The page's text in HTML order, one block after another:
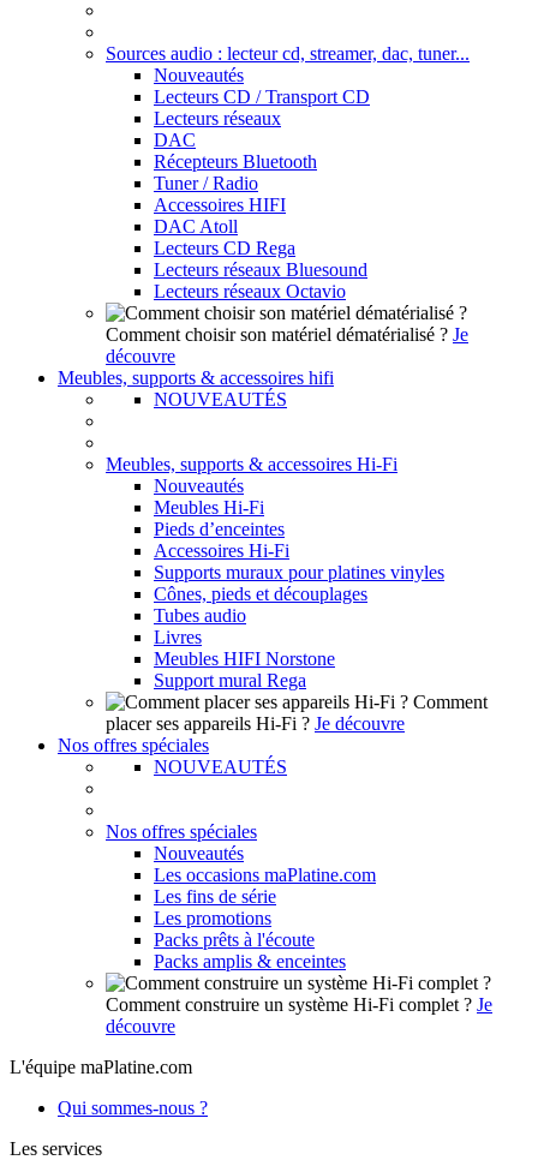
Sources audio : lecteur cd, streamer, dac, tuner...
Nouveautés
Lecteurs CD / Transport CD
Lecteurs réseaux
DAC
Récepteurs Bluetooth
Tuner / Radio
Accessoires HIFI
DAC Atoll
Lecteurs CD Rega
Lecteurs réseaux Bluesound
Lecteurs réseaux Octavio
Comment choisir son matériel dématérialisé ? Je
découvre
Meubles, supports & accessoires hifi
NOUVEAUTÉS
Meubles, supports & accessoires Hi-Fi
Nouveautés
Meubles Hi-Fi
Pieds d’enceintes
Accessoires Hi-Fi
Supports muraux pour platines vinyles
Cônes, pieds et découplages
Tubes audio
Livres
Meubles HIFI Norstone
Support mural Rega
Comment
placer ses appareils Hi-Fi ? Je découvre
Nos offres spéciales
NOUVEAUTÉS
Nos offres spéciales
Nouveautés
Les occasions maPlatine.com
Les fins de série
Les promotions
Packs prêts à l'écoute
Packs amplis & enceintes
Comment construire un système Hi-Fi complet ? Je
découvre
L'équipe maPlatine.com
Qui sommes-nous ?
Les services